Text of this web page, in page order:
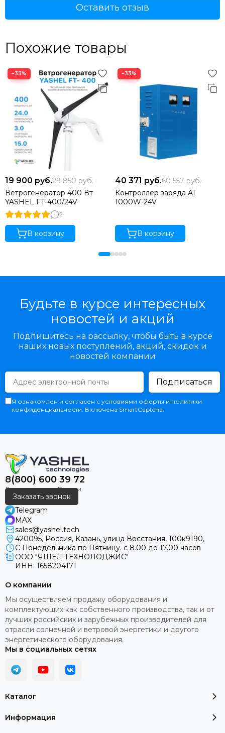
Оставить отзыв
Похожие товары
−33%
19 900 руб.29 850руб.
Ветрогенератор 400 Вт
YASHEL FT-400/24V
2
В корзину
−33%
40 371 руб.60 557руб.
Контроллер заряда A1
1000W-24V
В корзину
Будьте в курсе интересных
новостей и акций
Подпишитесь на рассылку, чтобы быть в курсе
наших новых поступлений, акций, скидок и
новостей компании
Подписаться
Я ознакомлен и согласен с условиями оферты и политики
конфиденциальности. Включена SmartCaptcha.
8(800) 600 39 72
Заказать звонок
Telegram
MAX
sales@yashel.tech
420095, Россия, Казань, улица Восстания, 100к9190,
С Понедельника по Пятницу. с 8.00 до 17.00 часов
ООО "ЯШЕЛ ТЕХНОЛОДЖИС"
ИНН: 1658204171
Каталог
Информация
О компании
Мы осуществляем продажу оборудования и
комплектующих как собственного производства, так и от
лучших российских и зарубежных производителей для
отрасли солнечной и ветровой энергетики и другого
энергетического оборудования.
Мы в социальных сетях